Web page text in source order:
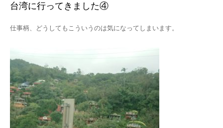
台湾に行ってきました④
仕事柄、どうしてもこういうのは気になってしまいます。